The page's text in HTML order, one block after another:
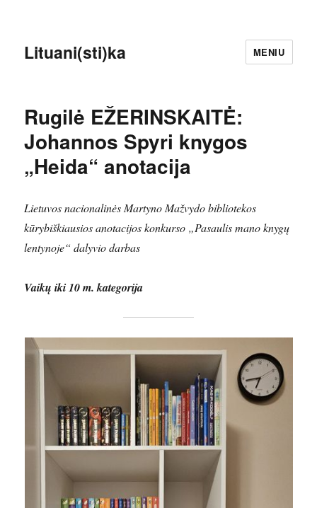
Lituani(sti)ka MENIU
Rugilė EŽERINSKAITĖ:
Johannos Spyri knygos
„Heida“ anotacija
Lietuvos nacionalinės Martyno Mažvydo bibliotekos
kūrybiškiausios anotacijos konkurso „Pasaulis mano knygų
lentynoje“ dalyvio darbas
Vaikų iki 10 m. kategorija